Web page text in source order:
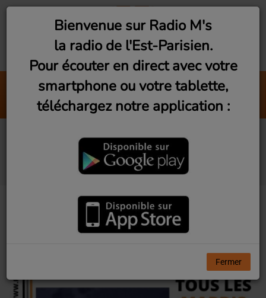
Against All Odds (Take a
Phil Collins
Exil, d'une voix à l'autre
#7 - La situation en RDC
Bienvenue sur Radio M's
la radio de l'Est-Parisien.
Pour écouter en direct avec votre
smartphone ou votre tablette,
téléchargez notre application :
Fermer